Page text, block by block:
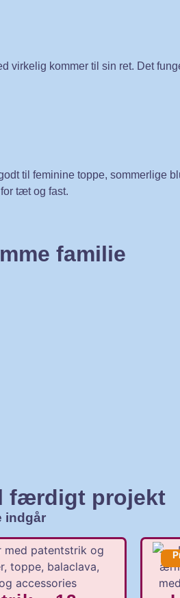
kommer til sin ret. Det
til feminine toppe, sommerlige
tæt og fast.
familie
færdigt projekt
indgår